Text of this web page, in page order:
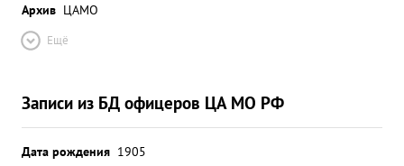
Архив ЦАМО
Ещё
Записи из БД офицеров ЦА МО РФ
Дата рождения 1905